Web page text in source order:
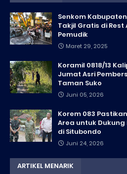
Senkom
Takjil Gratis di
Pemudik
Maret 29, 2025
Koramil 0818/13
Jumat Asri
Taman Suko
Juni 05, 2026
Korem 083
Area untuk Dukung
di Situbondo
Juni 24, 2026
ARTIKEL MENARIK